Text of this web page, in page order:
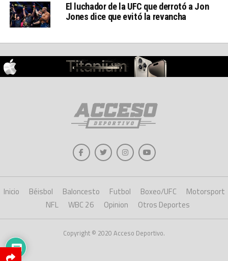
El luchador de la UFC que derrotó a Jon
Jones dice que evitó la revancha
Inicio Béisbol Baloncesto Futbol Boxeo/UFC
Motorsport
NFL
WBC 26 Opinion Otros Deportes
Copyright © 2020 Acceso Deportivo.